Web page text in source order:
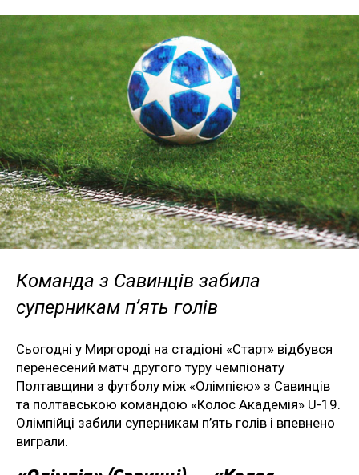
Команда з Савинців забила
суперникам п’ять голів
Сьогодні у Миргороді на стадіоні «Старт» відбувся
перенесений матч другого туру чемпіонату
Полтавщини з футболу між «Олімпією» з Савинців
та полтавською командою «Колос Академія» U-19.
Олімпійці забили суперникам п’ять голів і впевнено
виграли.